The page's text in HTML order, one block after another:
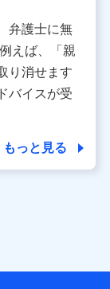
家族構成、住
含まれます。
ービスなどの
当社又は株式
約状態・ご利
報、アプリケ
たサービスや
連サービスに
弁護士に無
えば、「親
り消せます
バイスが受
もっと見る